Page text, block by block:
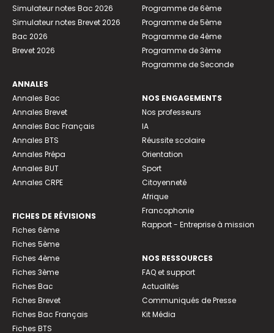
Simulateur notes Bac 2026
Simulateur notes Brevet 2026
Bac 2026
Brevet 2026
ANNALES
Annales Bac
Annales Brevet
Annales Bac Français
Annales BTS
Annales Prépa
Annales BUT
Annales CRPE
FICHES DE RÉVISIONS
Fiches 6ème
Fiches 5ème
Fiches 4ème
Fiches 3ème
Fiches Bac
Fiches Brevet
Fiches Bac Français
Fiches BTS
Programme de 6ème
Programme de 5ème
Programme de 4ème
Programme de 3ème
Programme de Seconde
NOS ENGAGEMENTS
Nos professeurs
IA
Réussite scolaire
Orientation
Sport
Citoyenneté
Afrique
Francophonie
Rapport - Entreprise à mission
NOS RESSOURCES
FAQ et support
Actualités
Communiqués de Presse
Kit Média